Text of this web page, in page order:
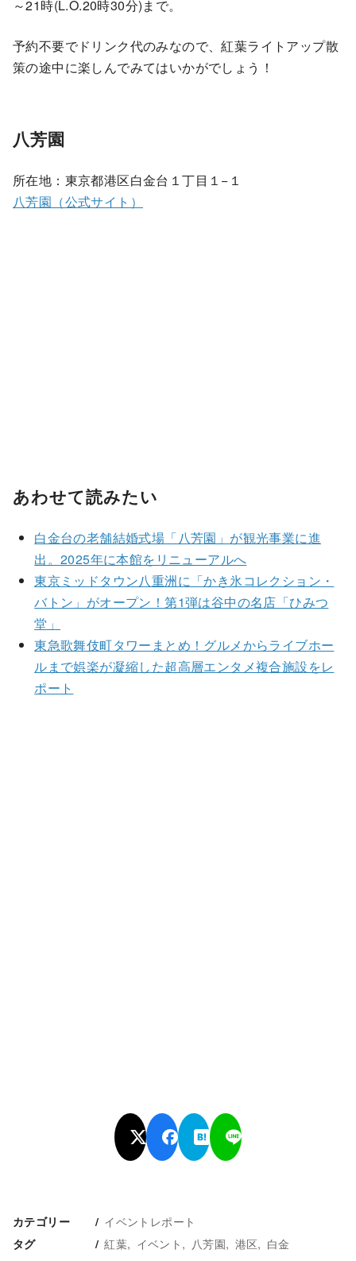
～21時(L.O.20時30分)まで。
予約不要でドリンク代のみなので、紅葉ライトアップ散
策の途中に楽しんでみてはいかがでしょう！
八芳園
所在地：東京都港区白金台１丁目１−１
八芳園（公式サイト）
あわせて読みたい
白金台の老舗結婚式場「八芳園」が観光事業に進
出。2025年に本館をリニューアルへ
東京ミッドタウン八重洲に「かき氷コレクション・
バトン」がオープン！第1弾は谷中の名店「ひみつ
堂」
東急歌舞伎町タワーまとめ！グルメからライブホー
ルまで娯楽が凝縮した超高層エンタメ複合施設をレ
ポート
カテゴリー イベントレポート
タグ 紅葉 イベント 八芳園 港区 白金